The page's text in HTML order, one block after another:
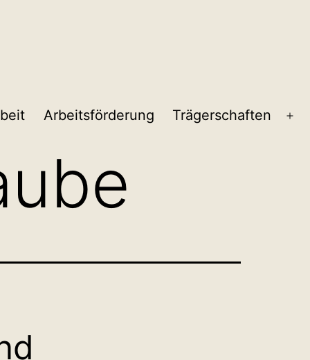
Arbeitsförderung Trägerschaften